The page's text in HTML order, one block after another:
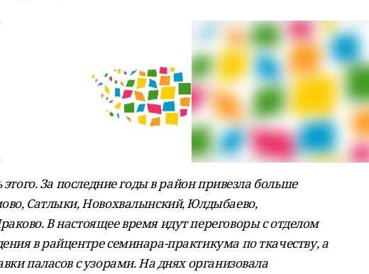
За последние годы в район привезла больше
Сатлыки, Новохвалынский, Юлдыбаево,
В настоящее время идут переговоры с отделом
в райцентре семинара-практикума по ткачеству, а
паласов с узорами. На днях организовала